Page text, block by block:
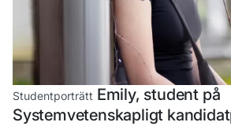
Studentporträtt Emily, student på
Systemvetenskapligt